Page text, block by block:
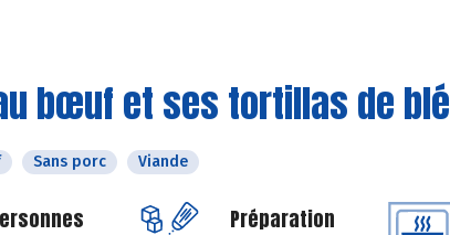
bœuf et ses tortillas de blé
Sans porc Viande
Préparation